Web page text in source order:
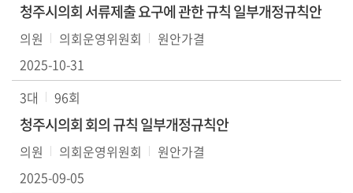
의
안
검
색
생
방
송
청주시의회 서류제출 요구에 관한 규칙 일부개정규칙안
의원 의회운영위원회
원안가결
2025-10-31
3대
96회
청주시의회 회의 규칙 일부개정규칙안
의원 의회운영위원회
원안가결
2025-09-05